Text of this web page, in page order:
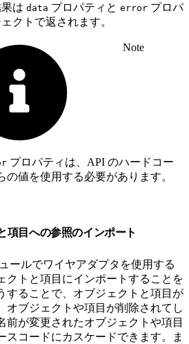
は data プロパティと error プロパ
クトで返されます。
Note
プロパティは、API のハードコー
の値を使用する必要があります。
項目への参照のインポート
ールでワイヤアダプタを使用する
クトと項目にインポートすることを
することで、オブジェクトと項目が
オブジェクトや項目が削除されてし
前が変更されたオブジェクトや項目
スコードにカスケードできます。ま